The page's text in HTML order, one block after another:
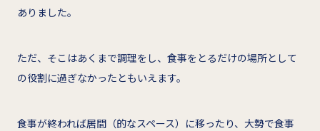
ありました。
ただ、そこはあくまで調理をし、食事をとるだけの場所として
の役割に過ぎなかったともいえます。
食事が終われば居間（的なスペース）に移ったり、大勢で食事